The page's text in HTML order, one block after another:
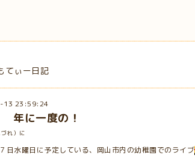
てぃー日記
13 23:59:24
年に一度の！
れ）に
日水曜日に予定している、岡山市内の幼稚園でのライブ